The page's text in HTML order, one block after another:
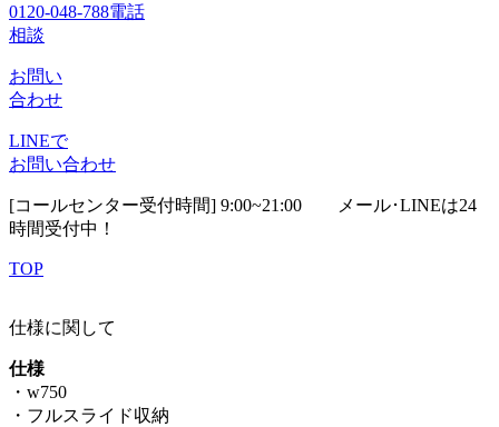
0120-048-788電話
相談
お問い
合わせ
LINEで
お問い合わせ
[コールセンター受付時間] 9:00~21:00 メール･LINEは24
時間受付中！
TOP
仕様に関して
仕様
・w750
・フルスライド収納